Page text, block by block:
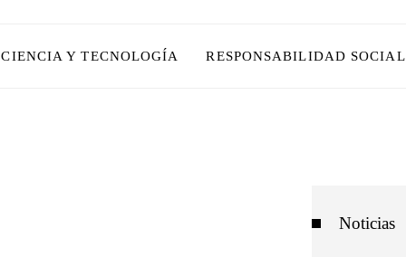
CIENCIA Y TECNOLOGÍA RESPONSABILIDAD SOCIAL
Noticias